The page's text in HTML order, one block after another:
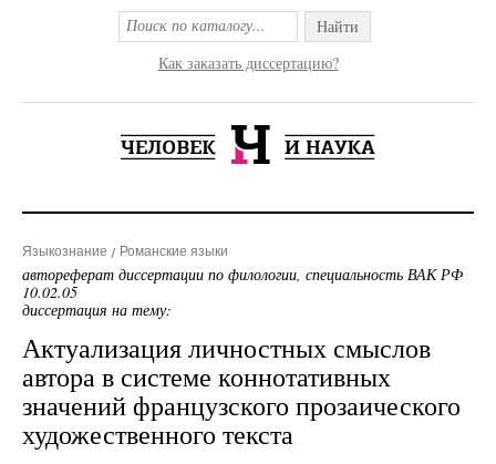
Найти
Как заказать диссертацию?
Языкознание Романские языки
автореферат диссертации по филологии, специальность ВАК РФ
10.02.05
диссертация на тему:
Актуализация личностных смыслов
автора в системе коннотативных
значений французского прозаического
художественного текста